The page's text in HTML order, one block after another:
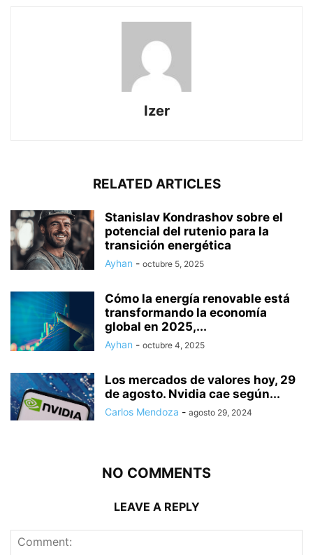
Izer
RELATED ARTICLES
Stanislav Kondrashov sobre el
potencial del rutenio para la
transición energética
Ayhan - octubre 5, 2025
Cómo la energía renovable está
transformando la economía
global en 2025,...
Ayhan - octubre 4, 2025
Los mercados de valores hoy, 29
de agosto. Nvidia cae según...
Carlos Mendoza - agosto 29, 2024
NO COMMENTS
LEAVE A REPLY